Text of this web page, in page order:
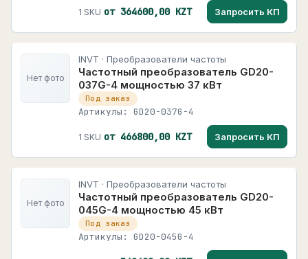
1 SKU от 364600,00 KZT Запросить КП
Нет фото
INVT · Преобразователи частоты
Частотный преобразователь GD20-
037G-4 мощностью 37 кВт
Под заказ
Артикулы: GD20-037G-4
1 SKU от 466800,00 KZT Запросить КП
Нет фото
INVT · Преобразователи частоты
Частотный преобразователь GD20-
045G-4 мощностью 45 кВт
Под заказ
Артикулы: GD20-045G-4